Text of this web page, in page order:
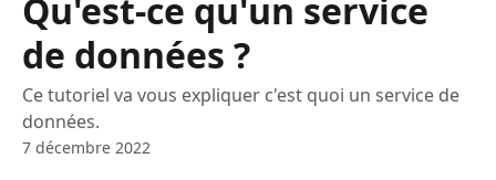
Qu'est-ce qu'un service
de données ?
Ce tutoriel va vous expliquer c'est quoi un service de
données.
7 décembre 2022